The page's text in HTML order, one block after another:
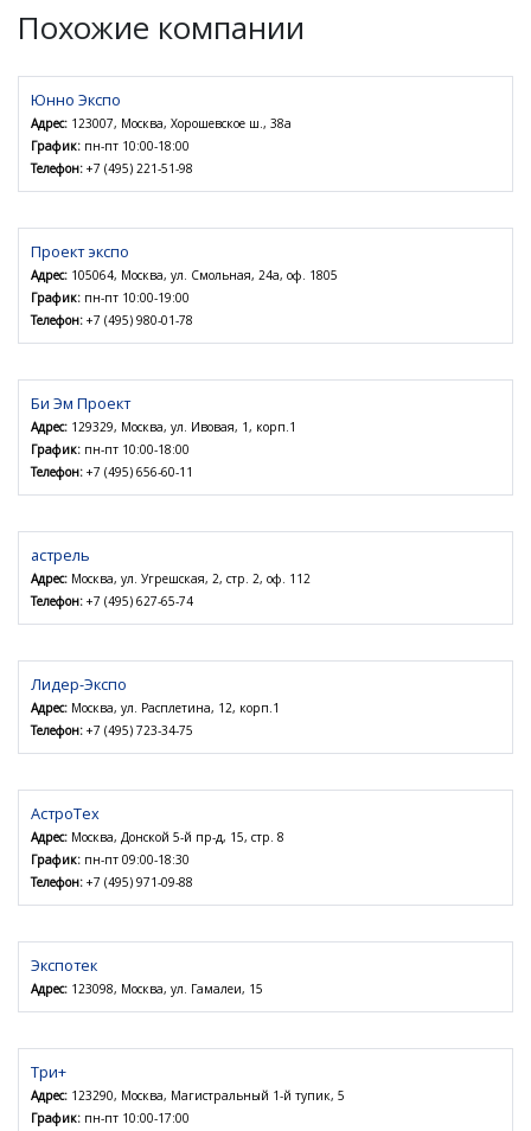
Похожие компании
Юнно Экспо
Адрес: 123007, Москва, Хорошевское ш., 38а
График: пн-пт 10:00-18:00
Телефон: +7 (495) 221-51-98
Проект экспо
Адрес: 105064, Москва, ул. Смольная, 24а, оф. 1805
График: пн-пт 10:00-19:00
Телефон: +7 (495) 980-01-78
Би Эм Проект
Адрес: 129329, Москва, ул. Ивовая, 1, корп.1
График: пн-пт 10:00-18:00
Телефон: +7 (495) 656-60-11
астрель
Адрес: Москва, ул. Угрешская, 2, стр. 2, оф. 112
Телефон: +7 (495) 627-65-74
Лидер-Экспо
Адрес: Москва, ул. Расплетина, 12, корп.1
Телефон: +7 (495) 723-34-75
АстроТех
Адрес: Москва, Донской 5-й пр-д, 15, стр. 8
График: пн-пт 09:00-18:30
Телефон: +7 (495) 971-09-88
Экспотек
Адрес: 123098, Москва, ул. Гамалеи, 15
Три+
Адрес: 123290, Москва, Магистральный 1-й тупик, 5
График: пн-пт 10:00-17:00